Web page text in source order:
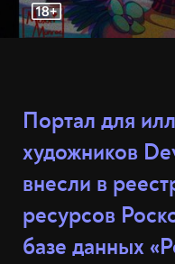
Портал для
художников
внесли в
ресурсов
базе данных